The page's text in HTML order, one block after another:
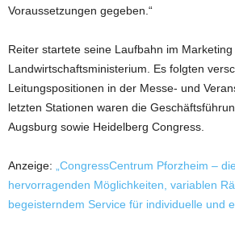
Voraussetzungen gegeben.“
Reiter startete seine Laufbahn im
Landwirtschaftsministerium. Es folgten
Leitungspositionen in der Messe- und
letzten Stationen waren die
Augsburg sowie Heidelberg Congress.
Anzeige:
„CongressCentrum Pforzheim –
hervorragenden Möglichkeiten, variablen
begeisterndem Service für individuelle und